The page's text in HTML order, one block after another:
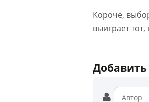
Короче,
выиграет